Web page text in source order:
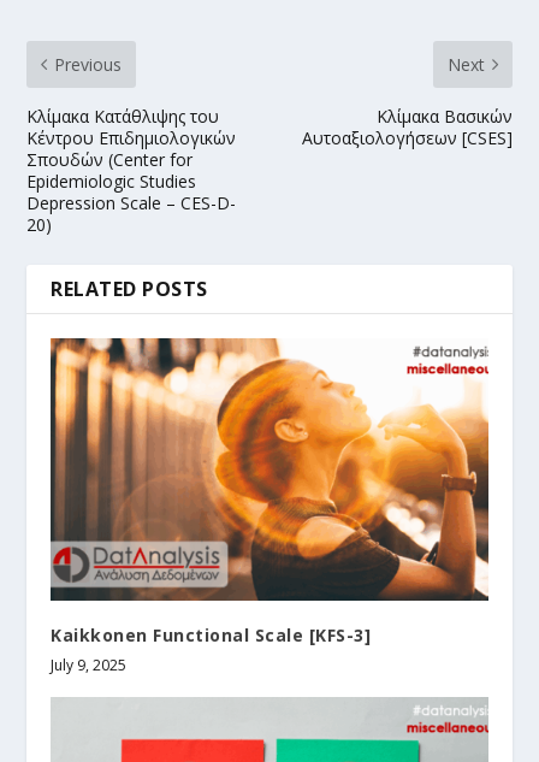
Previous
Κλίμακα Κατάθλιψης του
Κέντρου Επιδημιολογικών
Σπουδών (Center for
Epidemiologic Studies
Depression Scale – CES-D-
20)
Next
Κλίμακα Βασικών
Αυτοαξιολογήσεων [CSES]
RELATED POSTS
Kaikkonen Functional Scale [KFS-3]
July 9, 2025